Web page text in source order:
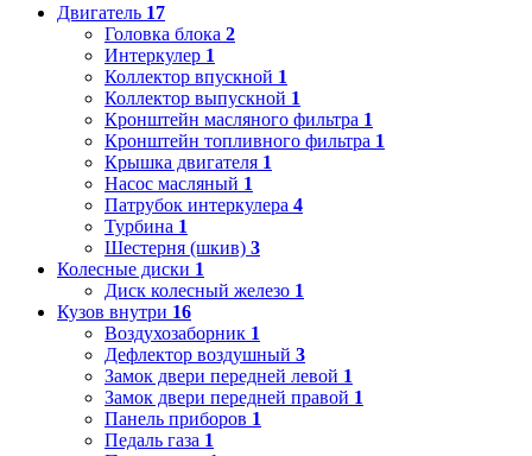
Двигатель 17
Головка блока 2
Интеркулер 1
Коллектор впускной 1
Коллектор выпускной 1
Кронштейн масляного фильтра 1
Кронштейн топливного фильтра 1
Крышка двигателя 1
Насос масляный 1
Патрубок интеркулера 4
Турбина 1
Шестерня (шкив) 3
Колесные диски 1
Диск колесный железо 1
Кузов внутри 16
Воздухозаборник 1
Дефлектор воздушный 3
Замок двери передней левой 1
Замок двери передней правой 1
Панель приборов 1
Педаль газа 1